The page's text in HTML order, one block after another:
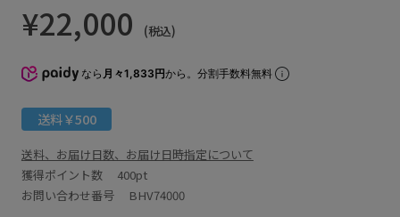
¥22,000 (税込)
なら 月々1,833円から。分割手数料無料
送料￥500
送料、お届け日数、お届け日時指定について
獲得ポイント数 400pt
お問い合わせ番号 BHV74000